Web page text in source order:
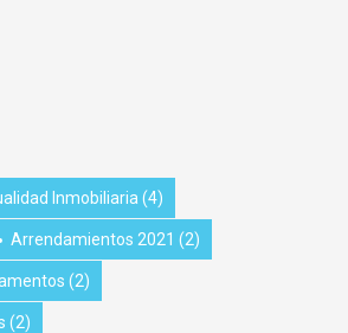
Inmobiliaria (4)
Arrendamientos 2021 (2)
(2)
(2)